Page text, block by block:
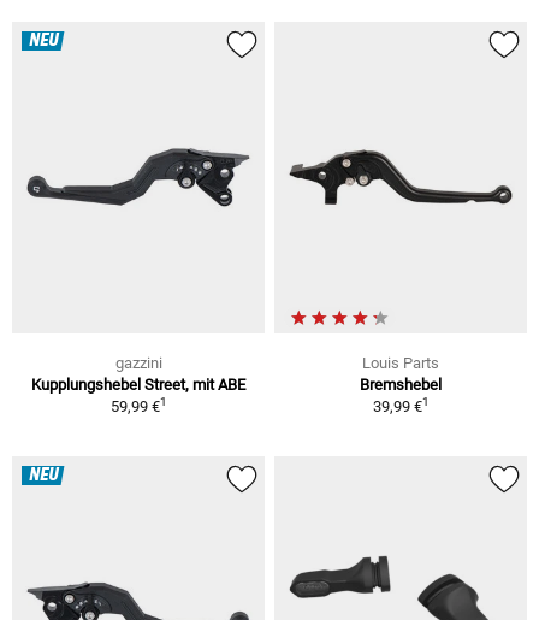
NEU
gazzini
Kupplungshebel Street, mit ABE
59,99 €1
Louis Parts
Bremshebel
39,99 €1
NEU